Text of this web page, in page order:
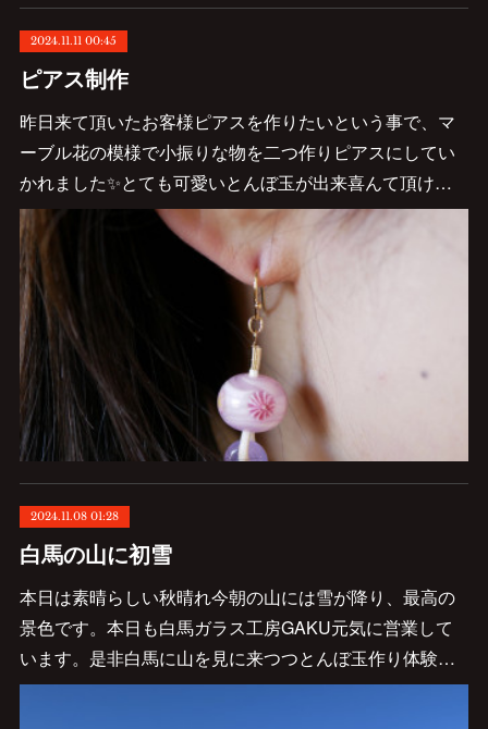
2024.11.11 00:45
ピアス制作
昨日来て頂いたお客様ピアスを作りたいという事で、マ
ーブル花の模様で小振りな物を二つ作りピアスにしてい
かれました✨とても可愛いとんぼ玉が出来喜んて頂け…
2024.11.08 01:28
白馬の山に初雪
本日は素晴らしい秋晴れ今朝の山には雪が降り、最高の
景色です。本日も白馬ガラス工房GAKU元気に営業して
います。是非白馬に山を見に来つつとんぼ玉作り体験…